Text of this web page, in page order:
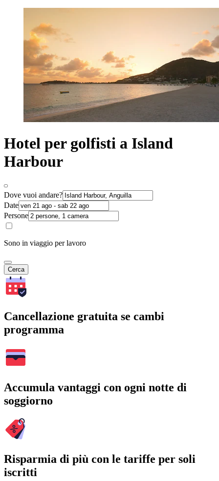
Hotel per golfisti a Island
Harbour
Dove vuoi andare?
Date
Persone
Sono in viaggio per lavoro
Cerca
Cancellazione gratuita se cambi
programma
Accumula vantaggi con ogni notte di
soggiorno
Risparmia di più con le tariffe per soli
iscritti